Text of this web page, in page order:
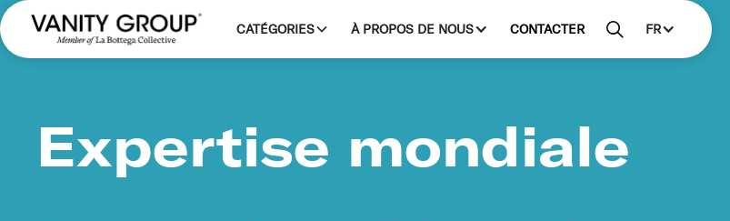
CATÉGORIES À PROPOS DE NOUS CONTACTER FR
Expertise mondiale